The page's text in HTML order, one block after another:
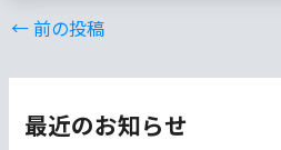
←前の投稿
最近のお知らせ